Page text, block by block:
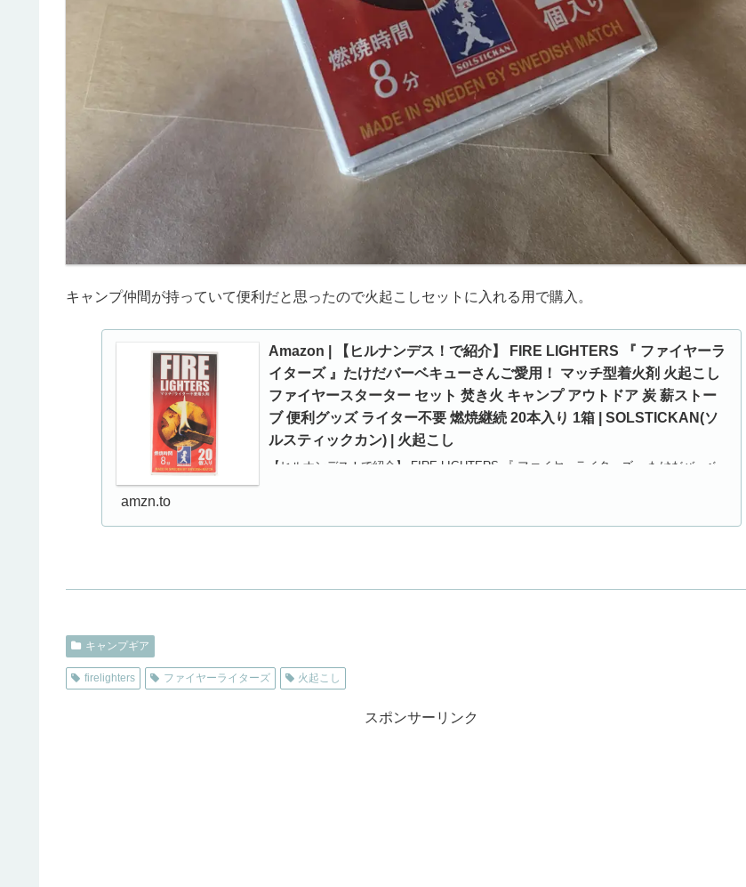
キャンプ仲間が持っていて便利だと思ったので火起こしセットに入れる用で購入。
Amazon | 【ヒルナンデス！で紹介】 FIRE LIGHTERS 『 ファイヤーラ
イターズ 』たけだバーベキューさんご愛用！ マッチ型着火剤 火起こし
ファイヤースターター セット 焚き火 キャンプ アウトドア 炭 薪ストー
ブ 便利グッズ ライター不要 燃焼継続 20本入り 1箱 | SOLSTICKAN(ソ
ルスティックカン) | 火起こし
【ヒルナンデス！で紹介】 FIRE LIGHTERS 『 ファイヤーライターズ 』たけだバーベ
amzn.to
キャンプギア
firelighters ファイヤーライターズ 火起こし
スポンサーリンク